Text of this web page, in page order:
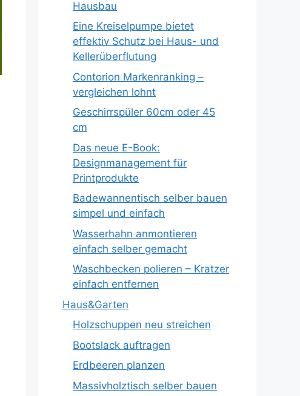
Hausbau
Eine Kreiselpumpe bietet
effektiv Schutz bei Haus- und
Kellerüberflutung
Contorion Markenranking –
vergleichen lohnt
Geschirrspüler 60cm oder 45
cm
Das neue E-Book:
Designmanagement für
Printprodukte
Badewannentisch selber bauen
simpel und einfach
Wasserhahn anmontieren
einfach selber gemacht
Waschbecken polieren – Kratzer
einfach entfernen
Haus&Garten
Holzschuppen neu streichen
Bootslack auftragen
Erdbeeren planzen
Massivholztisch selber bauen